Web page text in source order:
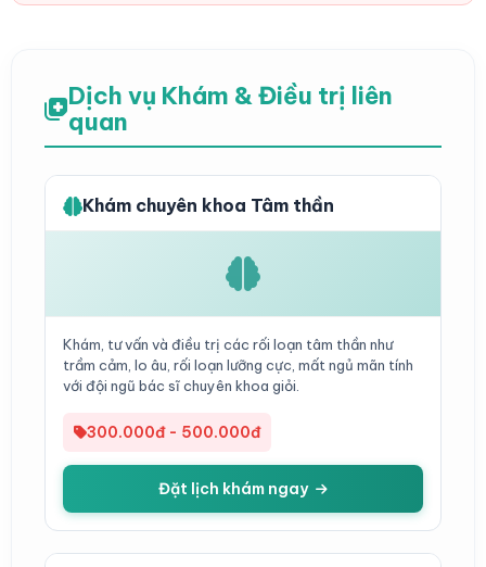
Dịch vụ Khám & Điều trị liên
quan
Khám chuyên khoa Tâm thần
Khám, tư vấn và điều trị các rối loạn tâm thần như
trầm cảm, lo âu, rối loạn lưỡng cực, mất ngủ mãn tính
với đội ngũ bác sĩ chuyên khoa giỏi.
300.000đ - 500.000đ
Đặt lịch khám ngay